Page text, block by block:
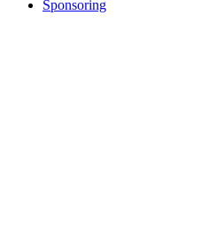
Sponsoring